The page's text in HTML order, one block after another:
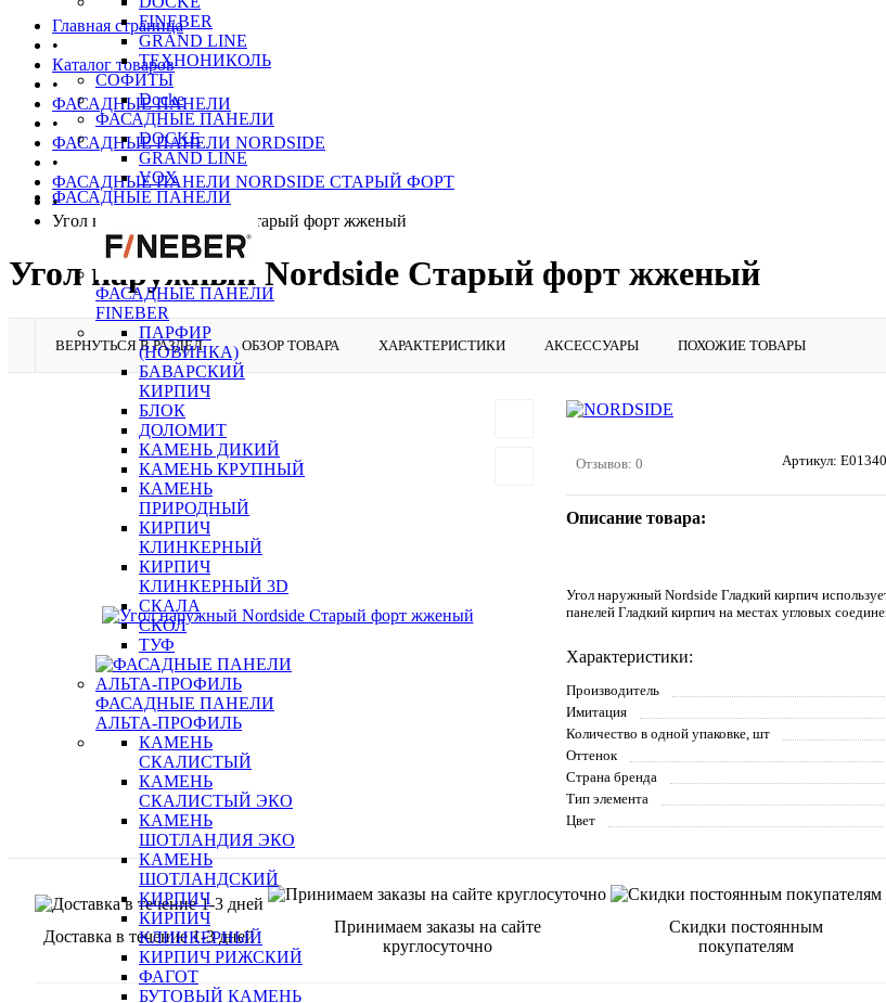
FINEBER
GRAND LINE
ТЕХНОНИКОЛЬ
СОФИТЫ
Docke
ФАСАДНЫЕ ПАНЕЛИ
DOCKE
GRAND LINE
VOX
ФАСАДНЫЕ ПАНЕЛИ
ФАСАДНЫЕ ПАНЕЛИ
FINEBER
ПАРФИР
(НОВИНКА)
БАВАРСКИЙ
КИРПИЧ
БЛОК
ДОЛОМИТ
КАМЕНЬ ДИКИЙ
КАМЕНЬ КРУПНЫЙ
КАМЕНЬ
ПРИРОДНЫЙ
КИРПИЧ
КЛИНКЕРНЫЙ
КИРПИЧ
КЛИНКЕРНЫЙ 3D
СКАЛА
СКОЛ
ТУФ
ФАСАДНЫЕ ПАНЕЛИ
АЛЬТА-ПРОФИЛЬ
КАМЕНЬ
СКАЛИСТЫЙ
КАМЕНЬ
СКАЛИСТЫЙ ЭКО
КАМЕНЬ
ШОТЛАНДИЯ ЭКО
КАМЕНЬ
ШОТЛАНДСКИЙ
КИРПИЧ
КИРПИЧ
КЛИНКЕРНЫЙ
КИРПИЧ РИЖСКИЙ
ФАГОТ
БУТОВЫЙ КАМЕНЬ
Главная страница
•
Каталог товаров
•
ФАСАДНЫЕ ПАНЕЛИ
•
ФАСАДНЫЕ ПАНЕЛИ NORDSIDE
•
ФАСАДНЫЕ ПАНЕЛИ NORDSIDE СТАРЫЙ ФОРТ
•
Угол наружный Nordside Старый форт жженый
Угол наружный Nordside Старый форт жженый
ВЕРНУТЬСЯ В РАЗДЕЛ ОБЗОР ТОВАРА ХАРАКТЕРИСТИКИ АКСЕССУАРЫ ПОХОЖИЕ ТОВАРЫ
Отзывов: 0 Артикул:
Описание товара:
Угол наружный Nordside Гладкий кирпич
панелей Гладкий кирпич на местах угловых
Характеристики:
Производитель
Имитация
Количество в одной упаковке, шт
Оттенок
Страна бренда
Тип элемента
Цвет
Доставка в течение 1-3 дней
Принимаем заказы на сайте
круглосуточно
Скидки постоянным
покупателям